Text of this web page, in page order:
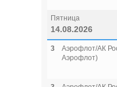
Пятница
14.08.2026
3
Аэрофлот/АК
Аэрофлот)